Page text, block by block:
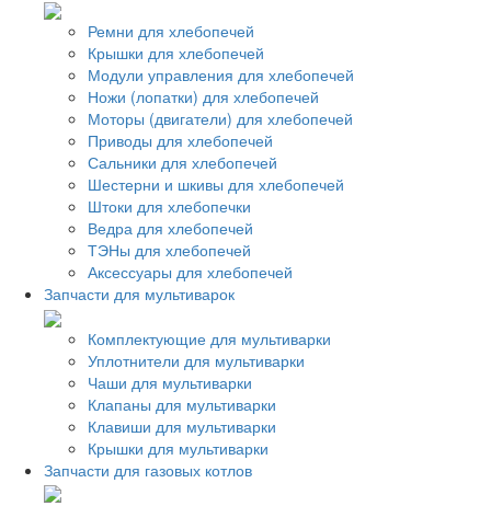
Ремни для хлебопечей
Крышки для хлебопечей
Модули управления для хлебопечей
Ножи (лопатки) для хлебопечей
Моторы (двигатели) для хлебопечей
Приводы для хлебопечей
Сальники для хлебопечей
Шестерни и шкивы для хлебопечей
Штоки для хлебопечки
Ведра для хлебопечей
ТЭНы для хлебопечей
Аксессуары для хлебопечей
Запчасти для мультиварок
Комплектующие для мультиварки
Уплотнители для мультиварки
Чаши для мультиварки
Клапаны для мультиварки
Клавиши для мультиварки
Крышки для мультиварки
Запчасти для газовых котлов